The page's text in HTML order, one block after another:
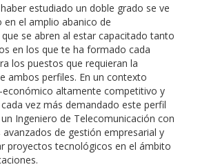
estudiado un doble grado se ve
en el amplio abanico de
se abren al estar capacitado tanto
en los que te ha formado cada
los puestos que requieran la
ambos perfiles. En un contexto
económico altamente competitivo y
vez más demandado este perfil
Ingeniero de Telecomunicación con
de gestión empresarial y
proyectos tecnológicos en el ámbito